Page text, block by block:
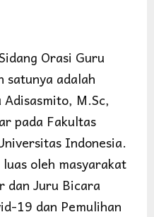
Orasi Guru
satunya adalah
M.Sc,
pada Fakultas
Indonesia.
oleh masyarakat
dan Juru Bicara
19 dan Pemulihan